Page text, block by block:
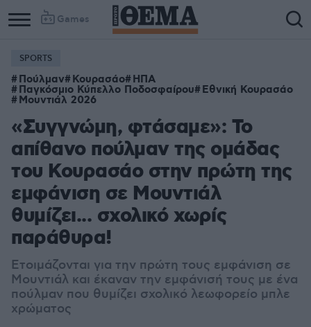
Games
SPORTS
Πούλμαν Κουρασάο ΗΠΑ
Παγκόσμιο Κύπελλο Ποδοσφαίρου Εθνική Κουρασάο
Μουντιάλ 2026
«Συγγνώμη, φτάσαμε»: Το
απίθανο πούλμαν της ομάδας
του Κουρασάο στην πρώτη της
εμφάνιση σε Μουντιάλ
θυμίζει... σχολικό χωρίς
παράθυρα!
Ετοιμάζονται για την πρώτη τους εμφάνιση σε
Μουντιάλ και έκαναν την εμφάνισή τους με ένα
πούλμαν που θυμίζει σχολικό λεωφορείο μπλε
χρώματος